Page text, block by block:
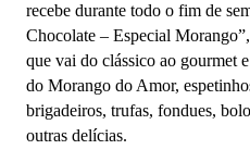
recebe durante todo o fim de
Chocolate – Especial
que vai do clássico ao gourmet
do Morango do Amor,
brigadeiros, trufas, fondues,
outras delícias.